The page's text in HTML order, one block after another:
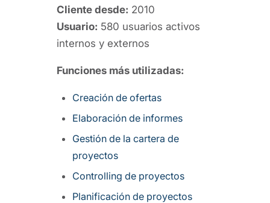
Cliente desde: 2010
Usuario: 580 usuarios activos
internos y externos
Funciones más utilizadas:
Creación de ofertas
Elaboración de informes
Gestión de la cartera de
proyectos
Controlling de proyectos
Planificación de proyectos